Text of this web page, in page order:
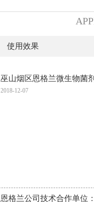
使用效果
巫山烟区恩格兰微生物菌
2018-12-07
恩格兰公司技术合作单位